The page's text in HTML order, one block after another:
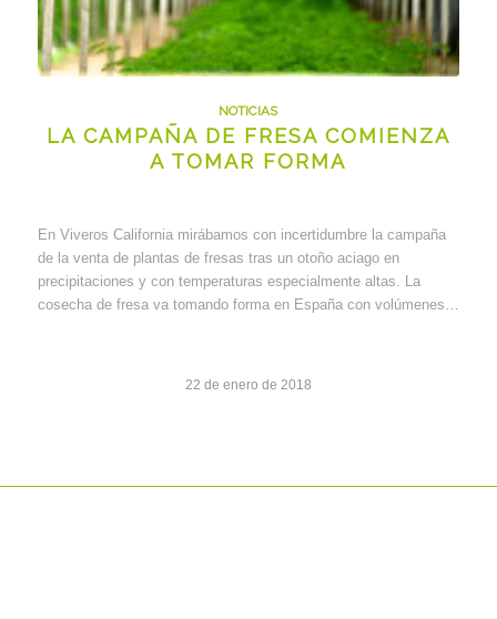
NOTICIAS
LA CAMPAÑA DE FRESA COMIENZA
A TOMAR FORMA
En Viveros California mirábamos con incertidumbre la campaña
de la venta de plantas de fresas tras un otoño aciago en
precipitaciones y con temperaturas especialmente altas. La
cosecha de fresa va tomando forma en España con volúmenes…
22 de enero de 2018